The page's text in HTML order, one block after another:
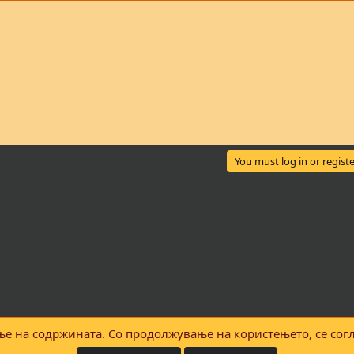
You must log in or
Контактирајте нè
на содржината. Со продолжување на користењето, се